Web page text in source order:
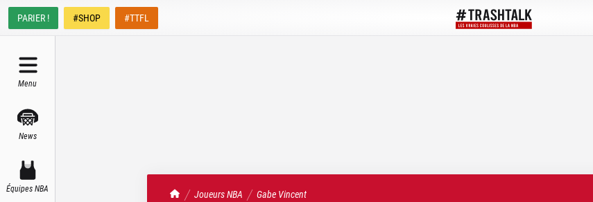
PARIER ! #SHOP #TTFL
Menu
News
Équipes NBA TrashTalk Actu NBA
Joueurs NBA Gabe Vincent